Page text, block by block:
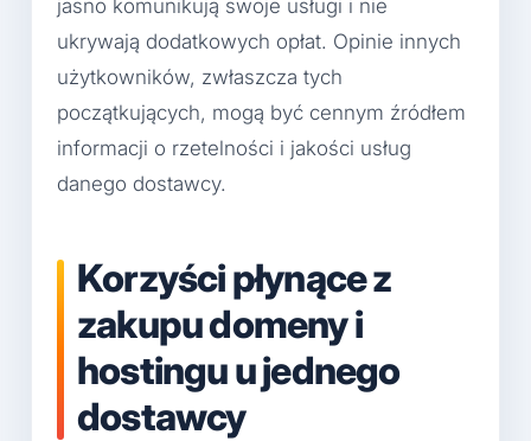
jasno komunikują swoje usługi i nie
ukrywają dodatkowych opłat. Opinie innych
użytkowników, zwłaszcza tych
początkujących, mogą być cennym źródłem
informacji o rzetelności i jakości usług
danego dostawcy.
Korzyści płynące z
zakupu domeny i
hostingu u jednego
dostawcy